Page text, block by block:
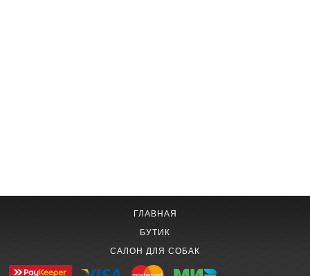
ГЛАВНАЯ
БУТИК
САЛОН ДЛЯ СОБАК